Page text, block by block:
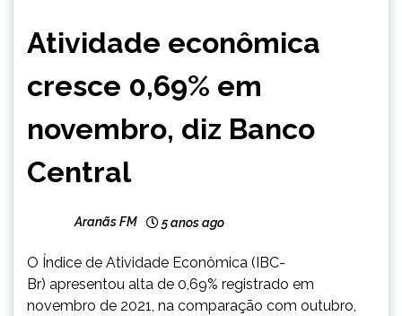
Atividade econômica
cresce 0,69% em
novembro, diz Banco
Central
Aranãs FM 5 anos ago
O Índice de Atividade Econômica (IBC-
Br) apresentou alta de 0,69% registrado em
novembro de 2021, na comparação com outubro,